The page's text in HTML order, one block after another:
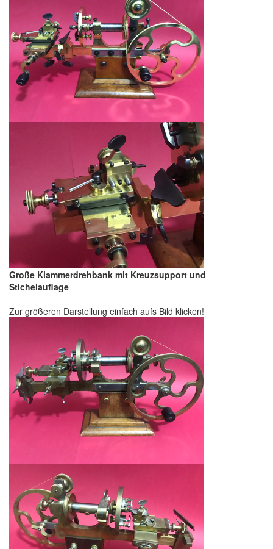
Große Klammerdrehbank mit Kreuzsupport und
Stichelauflage
Zur größeren Darstellung einfach aufs Bild klicken!